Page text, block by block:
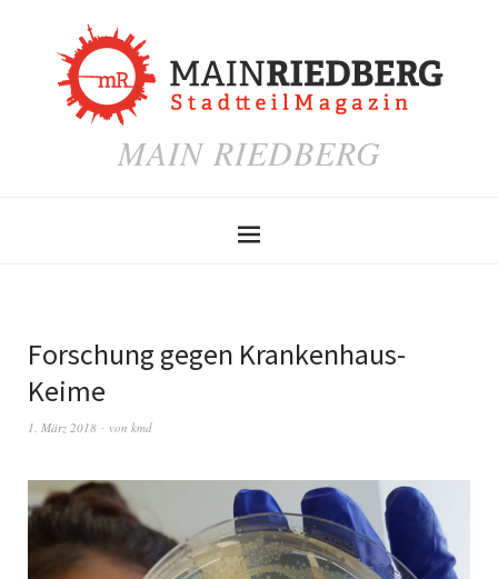
MAIN RIEDBERG
Forschung gegen Krankenhaus-
Keime
1. März 2018 von kmd